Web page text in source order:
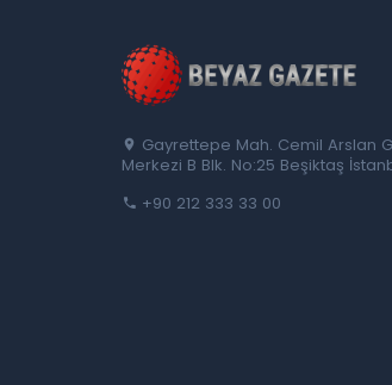
Gayrettepe Mah. Cemil Arslan
Merkezi B Blk. No:25 Beşiktaş
+90 212 333 33 00